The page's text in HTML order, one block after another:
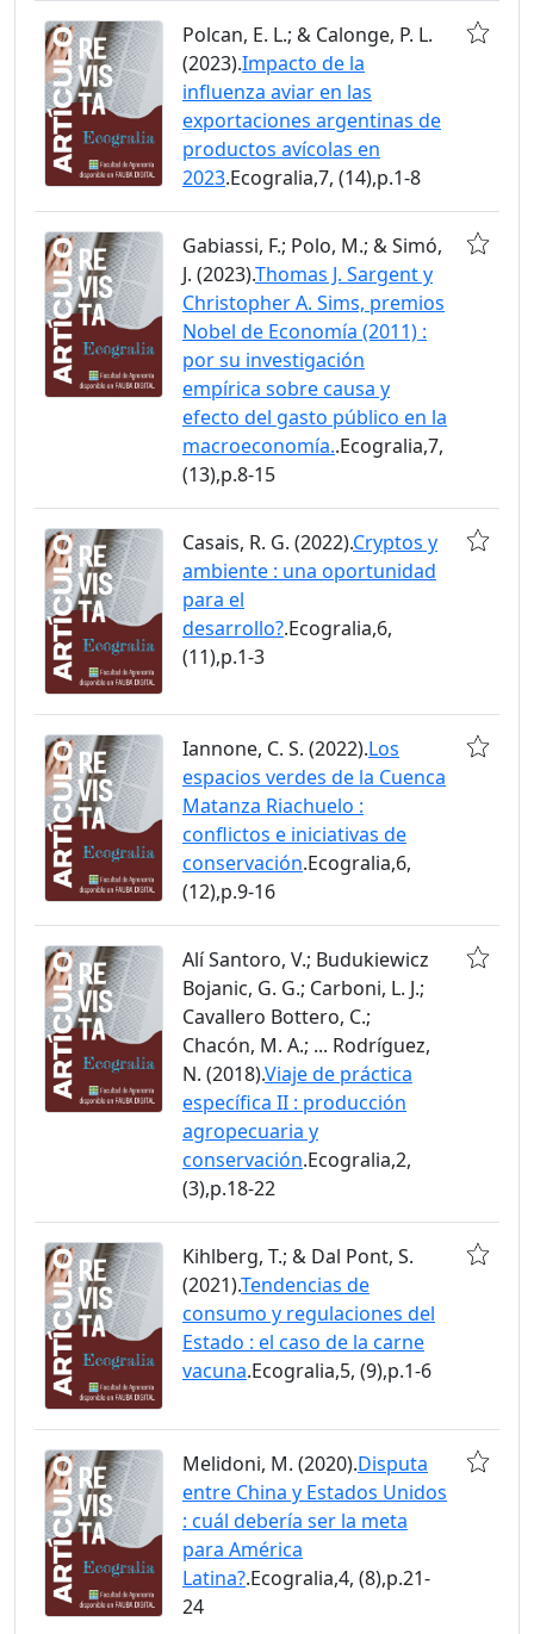
Polcan, E. L.; & Calonge, P. L.
(2023).Impacto de la
influenza aviar en las
exportaciones argentinas de
productos avícolas en
2023.Ecogralia,7, (14),p.1-8
Gabiassi, F.; Polo, M.; & Simó,
J. (2023).Thomas J. Sargent y
Christopher A. Sims, premios
Nobel de Economía (2011) :
por su investigación
empírica sobre causa y
efecto del gasto público en la
macroeconomía..Ecogralia,7,
(13),p.8-15
Casais, R. G. (2022).Cryptos y
ambiente : una oportunidad
para el
desarrollo?.Ecogralia,6,
(11),p.1-3
Iannone, C. S. (2022).Los
espacios verdes de la Cuenca
Matanza Riachuelo :
conflictos e iniciativas de
conservación.Ecogralia,6,
(12),p.9-16
Alí Santoro, V.; Budukiewicz
Bojanic, G. G.; Carboni, L. J.;
Cavallero Bottero, C.;
Chacón, M. A.; ... Rodríguez,
N. (2018).Viaje de práctica
específica II : producción
agropecuaria y
conservación.Ecogralia,2,
(3),p.18-22
Kihlberg, T.; & Dal Pont, S.
(2021).Tendencias de
consumo y regulaciones del
Estado : el caso de la carne
vacuna.Ecogralia,5, (9),p.1-6
Melidoni, M. (2020).Disputa
entre China y Estados Unidos
: cuál debería ser la meta
para América
Latina?.Ecogralia,4, (8),p.21-
24